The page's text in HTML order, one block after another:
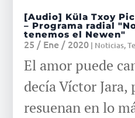
[Audio] Küla Txoy
– Programa radial
tenemos el Newen"
25 / Ene / 2020 | Noticias,
El amor puede
decía Víctor Jara,
resuenan en lo